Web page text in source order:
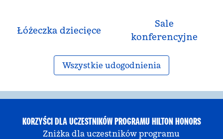
Łóżeczka dziecięce
Sale
konferencyjne
Wszystkie udogodnienia
KORZYŚCI DLA UCZESTNIKÓW PROGRAMU HILTON HONORS
Zniżka dla uczestników programu